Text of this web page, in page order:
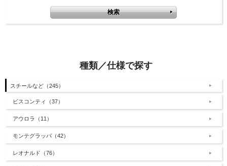
種類／仕様で探す
スチールなど（245）
ビスコンティ（37）
アウロラ（11）
モンテグラッパ（42）
レオナルド（76）